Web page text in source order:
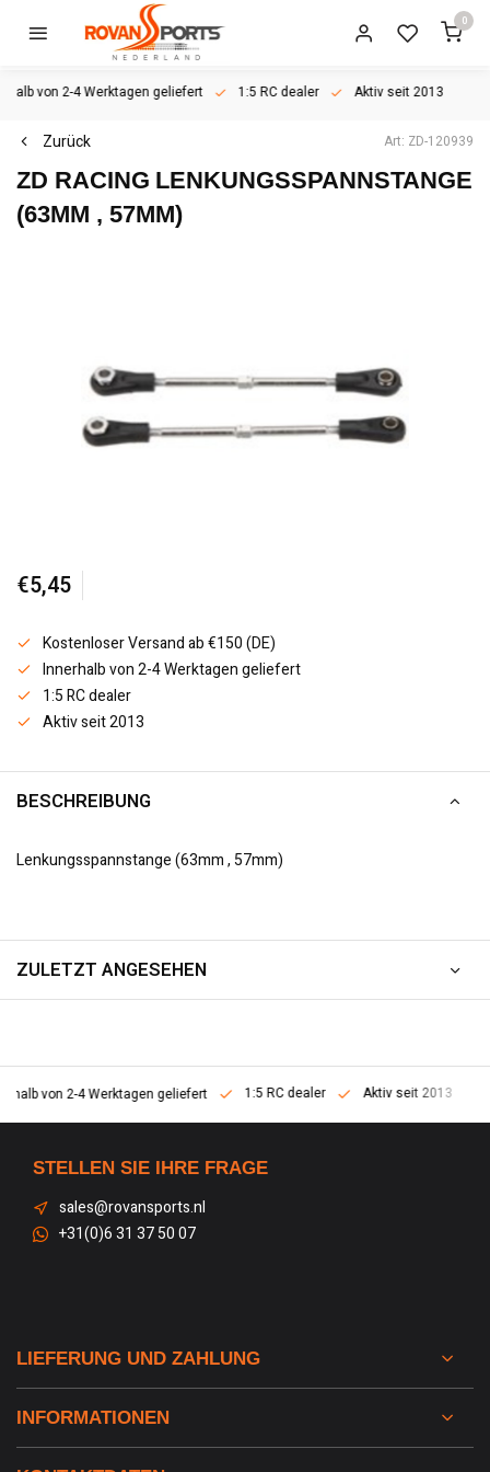
0
von 2-4 Werktagen geliefert 1:5 RC dealer Aktiv seit 2013
Zurück Art: ZD-120939
ZD RACING LENKUNGSSPANNSTANGE
(63MM , 57MM)
€5,45
Kostenloser Versand ab €150 (DE)
Innerhalb von 2-4 Werktagen geliefert
1:5 RC dealer
Aktiv seit 2013
BESCHREIBUNG
Lenkungsspannstange (63mm , 57mm)
ZULETZT ANGESEHEN
von 2-4 Werktagen geliefert 1:5 RC dealer Aktiv seit 2013
STELLEN SIE IHRE FRAGE
sales@rovansports.nl
+31(0)6 31 37 50 07
LIEFERUNG UND ZAHLUNG
INFORMATIONEN